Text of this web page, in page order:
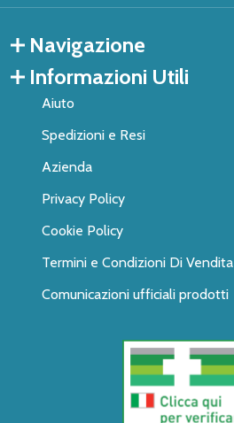
Navigazione
Informazioni Utili
Aiuto
Spedizioni e Resi
Azienda
Privacy Policy
Cookie Policy
Termini e Condizioni Di Vendita
Comunicazioni ufficiali prodotti